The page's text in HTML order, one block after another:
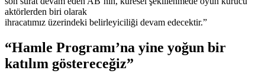
aktörlerden biri olarak
ihracatımız üzerindeki belirleyiciliği devam edecektir.”
“Hamle Programı’na yine yoğun bir
katılım göstereceğiz”